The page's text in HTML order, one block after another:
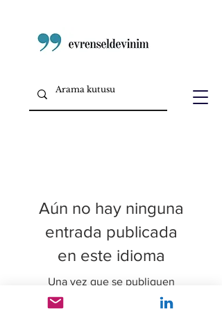
Aún no hay ninguna
entrada publicada
en este idioma
Una vez que se publiquen